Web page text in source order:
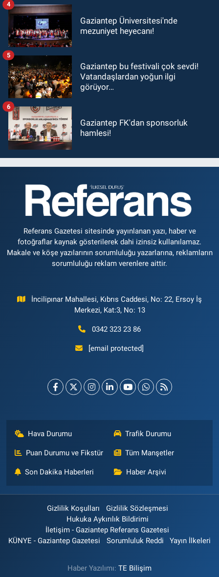
Gaziantep Üniversitesi'nde
mezuniyet heyecanı!
4
Gaziantep bu festivali çok sevdi!
Vatandaşlardan yoğun ilgi
görüyor…
5
Gaziantep FK'dan sponsorluk
hamlesi!
6
Referans Gazetesi sitesinde yayınlanan yazı, haber ve
fotoğraflar kaynak gösterilerek dahi izinsiz kullanılamaz.
Makale ve köşe yazılarının sorumluluğu yazarlarına, reklamların
sorumluluğu reklam verenlere aittir.
İncilipınar Mahallesi, Kıbrıs Caddesi, No: 22, Ersoy İş
Merkezi, Kat:3, No: 13
0342 323 23 86
[email protected]
Hava Durumu Trafik Durumu
Puan Durumu ve Fikstür Tüm Manşetler
Son Dakika Haberleri Haber Arşivi
Gizlilik Koşulları
Gizlilik Sözleşmesi
Hukuka Aykırılık Bildirimi
İletişim - Gaziantep Referans Gazetesi
KÜNYE - Gaziantep Gazetesi
Sorumluluk Reddi Yayın İlkeleri
Haber Yazılımı: TE Bilişim